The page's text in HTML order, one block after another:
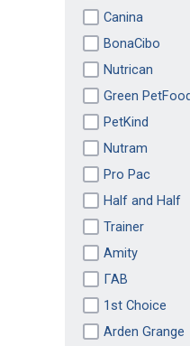
Canina
BonaCibo
Nutrican
Green
PetKind
Nutram
Pro Pac
Half and Half
Trainer
Amity
ГАВ
1st Choice
Arden Grange